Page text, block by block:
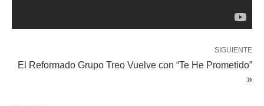
SIGUIENTE
El Reformado Grupo Treo Vuelve con “Te He Prometido”
»